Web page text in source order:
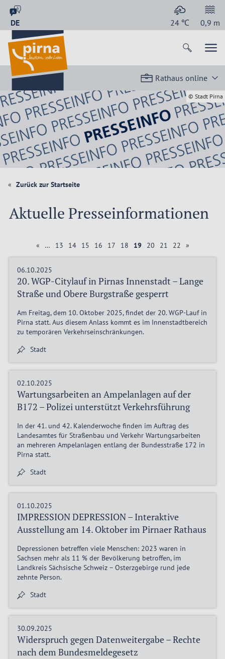
DE 24 ℃ 0,9 m
Rathaus online
© Stadt Pirna
Zurück zur Startseite
Aktuelle Presseinformationen
« … 13 14 15 16 17 18 19 20 21 22 »
06.10.2025
20. WGP-Citylauf in Pirnas Innenstadt – Lange
Straße und Obere Burgstraße gesperrt
Am Freitag, dem 10. Oktober 2025, findet der 20. WGP-Lauf in
Pirna statt. Aus diesem Anlass kommt es im Innenstadtbereich
zu temporären Verkehrseinschränkungen.
Stadt
02.10.2025
Wartungsarbeiten an Ampelanlagen auf der
B172 – Polizei unterstützt Verkehrsführung
In der 41. und 42. Kalenderwoche finden im Auftrag des
Landesamtes für Straßenbau und Verkehr Wartungsarbeiten
an mehreren Ampelanlagen entlang der Bundesstraße 172 in
Pirna statt.
Stadt
01.10.2025
IMPRESSION DEPRESSION – Interaktive
Ausstellung am 14. Oktober im Pirnaer Rathaus
Depressionen betreffen viele Menschen: 2023 waren in
Sachsen mehr als 11 % der Bevölkerung betroffen, im
Landkreis Sächsische Schweiz – Osterzgebirge rund jede
zehnte Person.
Stadt
30.09.2025
Widerspruch gegen Datenweitergabe – Rechte
nach dem Bundesmeldegesetz